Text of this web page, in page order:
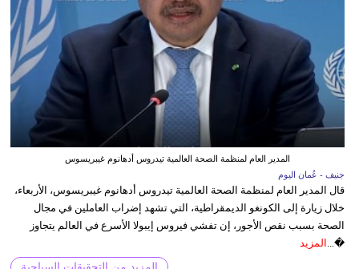
المدير العام لمنظمة الصحة العالمية تيدروس أدهانوم غيبريسوس
جنيف - عُمان اليوم
قال المدير العام لمنظمة الصحة العالمية تيدروس أدهانوم غيبريسوس، الأربعاء،
خلال زيارة إلى الكونغو الديمقراطية، التي تشهد إضراب العاملين في مجال
الصحة بسبب نقص الأجور، إن تفشي فيروس إيبولا الأسرع في العالم يتجاوز
�... المزيد